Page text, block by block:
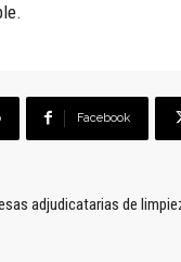
Facebook
adjudicatarias de